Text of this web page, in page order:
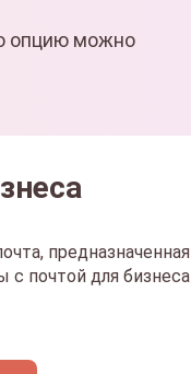
опцию можно
предназначенная
с почтой для бизнеса